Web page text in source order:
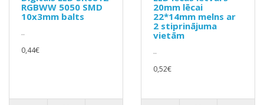
RGBWW 5050 SMD
10x3mm balts
..
0,44€
20mm lēcai
22*14mm melns ar
2 stiprinājuma
vietām
..
0,52€